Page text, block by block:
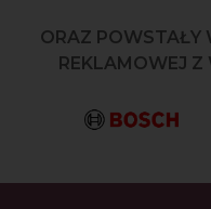
ORAZ POWSTAŁY
REKLAMOWEJ Z